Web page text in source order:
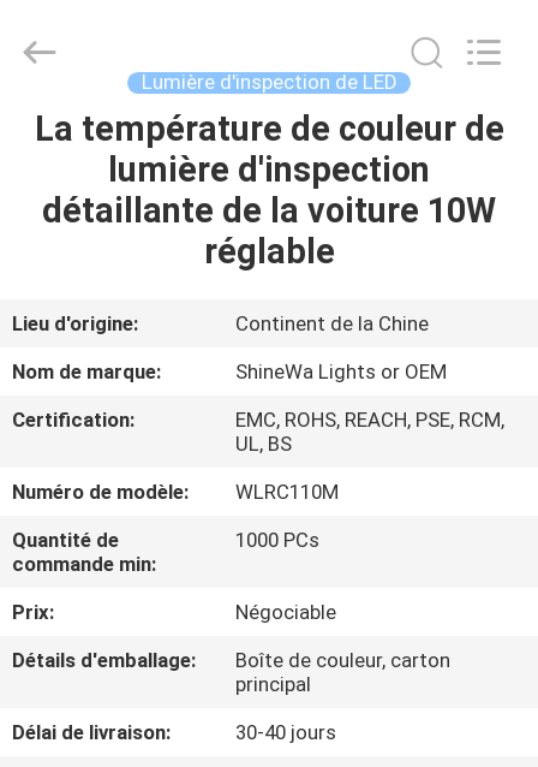
MAISON
VIDÉOS
À
PROPOS
DE
NOUS
DE
L'USINE
International
Trade
Reserved.
Lumière d'inspection de LED
La température de couleur de
lumière d'inspection
détaillante de la voiture 10W
réglable
Lieu d'origine:
Continent de la Chine
Nom de marque:
ShineWa Lights or OEM
Certification:
EMC, ROHS, REACH, PSE, RCM,
UL, BS
Numéro de modèle:
WLRC110M
Quantité de
commande min:
1000 PCs
Prix:
Négociable
Détails d'emballage:
Boîte de couleur, carton
principal
Délai de livraison:
30-40 jours